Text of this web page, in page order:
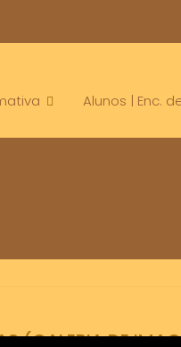
Alunos | Enc.
(GALERIA DE